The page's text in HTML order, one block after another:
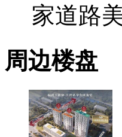
家道路
周边楼盘